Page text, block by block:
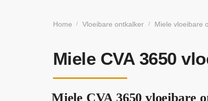
Home / Vloeibare ontkalker / Miele vloeibare
Miele CVA 3650
Miele CVA 3650 vloeibare